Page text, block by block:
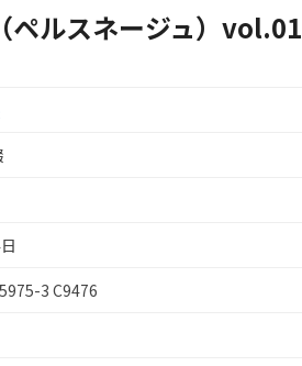
ペルスネージュ）vol.01
3 C9476